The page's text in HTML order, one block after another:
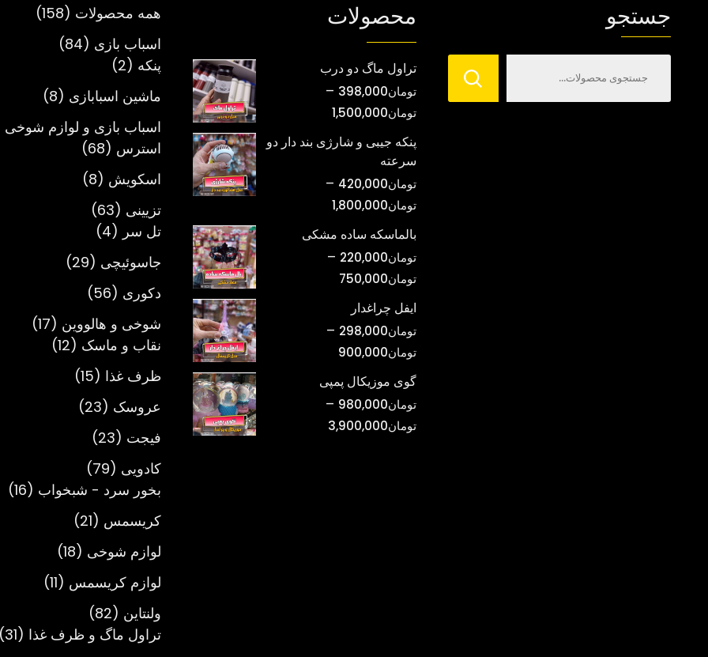
جستجو محصولات
تراول ماگ دو درب
تومان398,000
–
تومان1,500,000محدوده
تومان398,000
تومان1,500,000
پنکه جیبی و شارژی بند دار دو
سرعته
تومان420,000
–
تومان1,800,000محدوده
قیمت:
تومان420,000
بالماسکه ساده مشکی
تومان220,000
–
تومان750,000
تومان220,000
تومان750,000
ایفل چراغدار
تومان298,000
–
تومان900,000
تومان298,000
تومان900,000
گوی موزیکال پمپی
تومان980,000
–
تومان3,900,000
همه محصولات 158
158
اسباب بازی 84
84
پنکه 2
2
محصول
ماشین اسبابازی 8
8
اسباب بازی و لوازم
استرس
68
68
محصول
اسکویش 8
8
تزیینی 63
63
محصول
تل سر 4
4
محصول
جاسوئیچی 29
29
دکوری 56
56
محصول
شوخی و هالووین 17
17
نقاب و ماسک 12
12
ظرف غذا 15
15
محصول
عروسک 23
23
فیجت 23
23
محصول
کادویی 79
79
محصول
بخور سرد - شبخواب 16
16
کریسمس 21
21
محصول
لوازم شوخی 18
18
محصول
لوازم کریسمس 11
11
ولنتاین 82
82
محصول
تراول ماگ و ظرف غذا 31